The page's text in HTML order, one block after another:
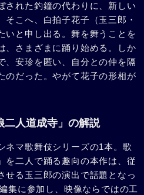
された釣鐘の代わりに、新しい
こへ、白拍子花子（玉三郎・
いと申し出る。舞を舞うことを
、さまざまに踊り始める。しか
、安珍を匿い、自分との仲を隔
のだった。やがて花子の形相が
二人道成寺」の解説
ネマ歌舞伎シリーズの1本。歌
を二人で踊る趣向の本作は、従
せる玉三郎の演出で話題となっ
集に参加し、映像ならではの工